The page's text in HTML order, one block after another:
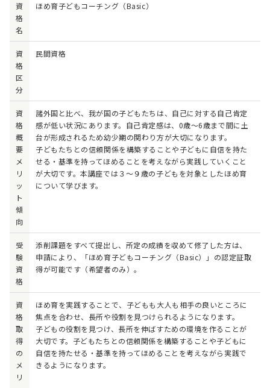
資
格
名
ほめ育子どもコーチング（Basic）
資
格
区
分
民間資格
資
格
概
要
メ
リ
ッ
ト
傾
向
諸外国と比べ、我が国の子どもたちは、自己に対する自己肯定
感が低い状況にあります。自己肯定感は、0歳～6歳まで間に土
台が形成されるため幼少期の関わり方が大切になります。
子どもたちとの信頼関係を構築することや子どもに自信を持た
せる・基準を持ってほめることを考えながら実践していくこと
が大切です。本講座では３～９歳の子どもを対象としたほめ育
について学びます。
受
験
資
格
添削課題をすべて提出し、所定の成績を収めて修了した方は、
申請により、「ほめ育子どもコーチング（Basic）」の認定証取
得が可能です（希望者のみ）。
資
格
取
得
の
メ
リ
ほめ育を実践することで、子どもも大人も相手の良いところに
焦点を合わせ、長所や役割を見つけられるようになります。
子どもの役割を見つけ、長所を伸ばすための環境を作ることが
大切です。子どもたちとの信頼関係を構築することや子どもに
自信を持たせる・基準を持ってほめることを考えながら実践で
きるようになります。